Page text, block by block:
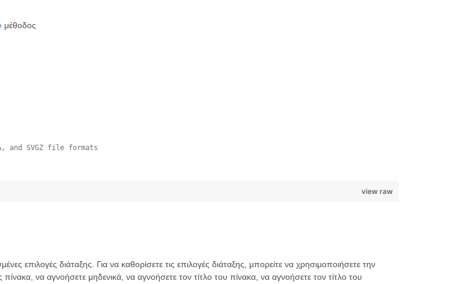
μέθοδος
and SVGZ file formats
view raw
επιλογές διάταξης. Για να καθορίσετε τις επιλογές διάταξης, μπορείτε να χρησιμοποιήσετε την
πίνακα, να αγνοήσετε μηδενικά, να αγνοήσετε τον τίτλο του πίνακα, να αγνοήσετε τον τίτλο του